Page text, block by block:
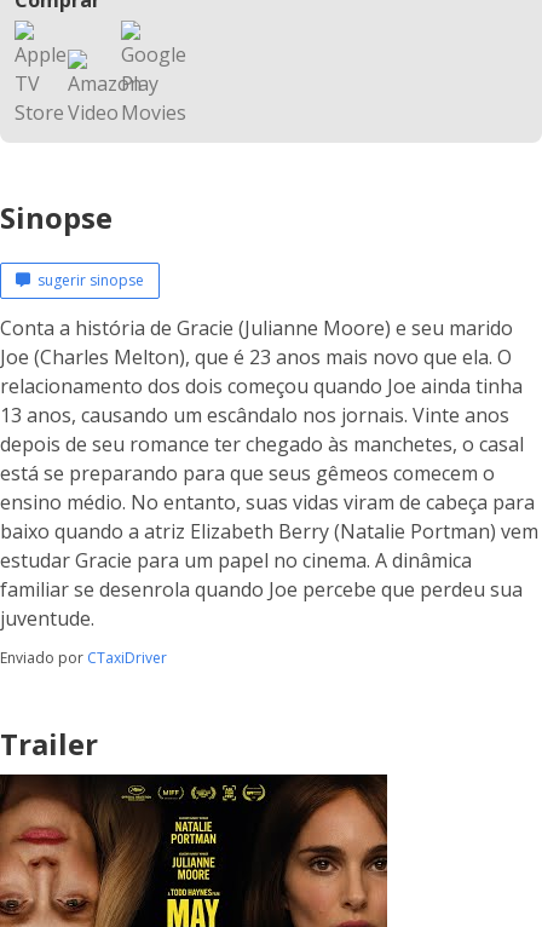
Sinopse
sugerir sinopse
Conta a história de Gracie (Julianne Moore) e seu marido
Joe (Charles Melton), que é 23 anos mais novo que ela. O
relacionamento dos dois começou quando Joe ainda tinha
13 anos, causando um escândalo nos jornais. Vinte anos
depois de seu romance ter chegado às manchetes, o casal
está se preparando para que seus gêmeos comecem o
ensino médio. No entanto, suas vidas viram de cabeça para
baixo quando a atriz Elizabeth Berry (Natalie Portman) vem
estudar Gracie para um papel no cinema. A dinâmica
familiar se desenrola quando Joe percebe que perdeu sua
juventude.
Enviado por CTaxiDriver
Trailer